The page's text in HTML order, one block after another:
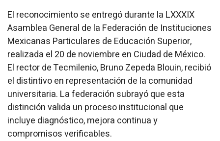
El reconocimiento se entregó durante la LXXXIX
Asamblea General de la Federación de Instituciones
Mexicanas Particulares de Educación Superior,
realizada el 20 de noviembre en Ciudad de México.
El rector de Tecmilenio, Bruno Zepeda Blouin, recibió
el distintivo en representación de la comunidad
universitaria. La federación subrayó que esta
distinción valida un proceso institucional que
incluye diagnóstico, mejora continua y
compromisos verificables.